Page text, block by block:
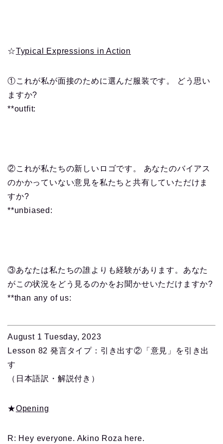
☆Typical Expressions in Action
①これが私が面接のために選んだ服装です。 どう思い
ますか?
**outfit:
②これが私たちの新しいロゴです。 あなたのバイアス
のかかっていない意見を私たちと共有していただけま
すか?
**unbiased:
③あなたは私たちの誰よりも経験があります。あなた
がこの状況をどう見るのかをお聞かせいただけますか?
**than any of us:
August 1 Tuesday, 2023
Lesson 82 発言タイプ：引き出す②「意見」を引き出
す
（日本語訳・解説付き）
★Opening
R: Hey everyone. Akino Roza here.